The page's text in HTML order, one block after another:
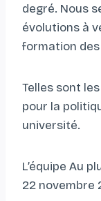
degré. Nous
évolutions à
formation
Telles sont
pour la
université.
L’équipe Au
22 novembre